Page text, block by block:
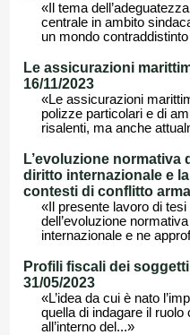
«Il tema
centrale in ambito
un mondo
Le assicurazioni
16/11/2023
«Le assicurazioni
polizze particolari e di
risalenti, ma anche
L’evoluzione normativa
diritto internazionale e
contesti di conflitto
«Il presente lavoro di
dell’evoluzione
internazionale e ne
Profili fiscali dei
31/05/2023
«L’idea da cui è nato
quella di indagare il
all’interno del...»